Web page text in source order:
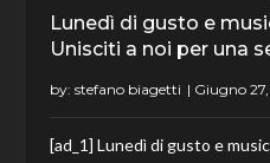
Lunedì di gusto e
Unisciti a noi per una
by:stefano biagetti
[ad_1] Lunedì di gusto e